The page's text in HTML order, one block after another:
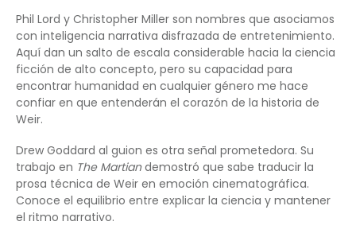
Phil Lord y Christopher Miller son nombres que asociamos
con inteligencia narrativa disfrazada de entretenimiento.
Aquí dan un salto de escala considerable hacia la ciencia
ficción de alto concepto, pero su capacidad para
encontrar humanidad en cualquier género me hace
confiar en que entenderán el corazón de la historia de
Weir.
Drew Goddard al guion es otra señal prometedora. Su
trabajo en The Martiandemostró que sabe traducir la
prosa técnica de Weir en emoción cinematográfica.
Conoce el equilibrio entre explicar la ciencia y mantener
el ritmo narrativo.